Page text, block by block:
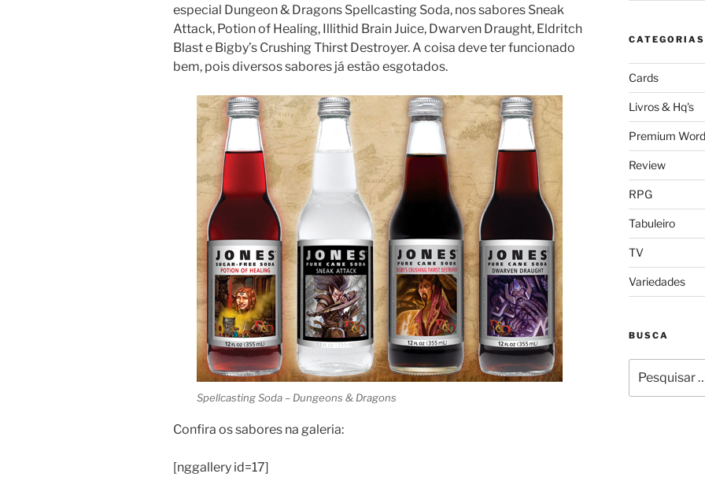
especial Dungeon & Dragons Spellcasting Soda, nos sabores Sneak
Attack, Potion of Healing, Illithid Brain Juice, Dwarven Draught, Eldritch
Blast e Bigby’s Crushing Thirst Destroyer. A coisa deve ter funcionado
bem, pois diversos sabores já estão esgotados.
Spellcasting Soda – Dungeons & Dragons
Confira os sabores na galeria:
[nggallery id=17]
CATEGORIAS
Cards
Livros & Hq's
Premium
Review
RPG
Tabuleiro
TV
Variedades
BUSCA
por: